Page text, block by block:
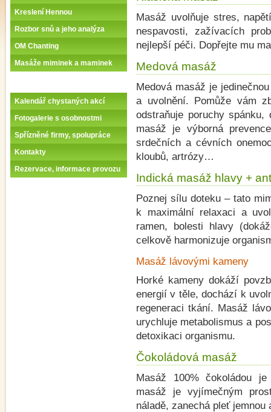
Masáž uvolňuje stres,
nespavosti, zažívacích
nejlepší péči. Dopřejte mu
Medová masáž
Medová masáž je
a uvolnění. Pomůže vám
odstraňuje poruchy spánku,
masáž je výborná
srdečních a cévních
kloubů, artrózy…
Indická masáž hlavy +
Poznej sílu doteku – tato
k maximální relaxaci a
ramen, bolesti hlavy
celkově harmonizuje
Masáž lávovými kameny
Horké kameny dokáží
energií v těle, dochází k
regeneraci tkání. Masáž
urychluje metabolismus a
detoxikaci organismu.
Čokoládová masáž
Masáž 100% čokoládou
masáž je vyjímečným
náladě, zanechá pleť
Kreslení Hennou
Rozbor snů a jeho analýza
OM Chanting
Masáže miminek a maminek
Kalendář chystaných akcí
Fotogalerie s osobnostmi
Spřízněné firmy, spolupráce
Kontakty
Rezervace, informace provozu